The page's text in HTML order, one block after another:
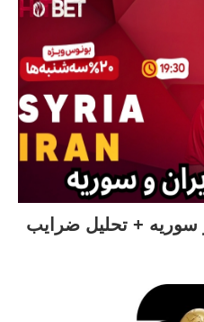
سوریه + تحلیل ضرایب